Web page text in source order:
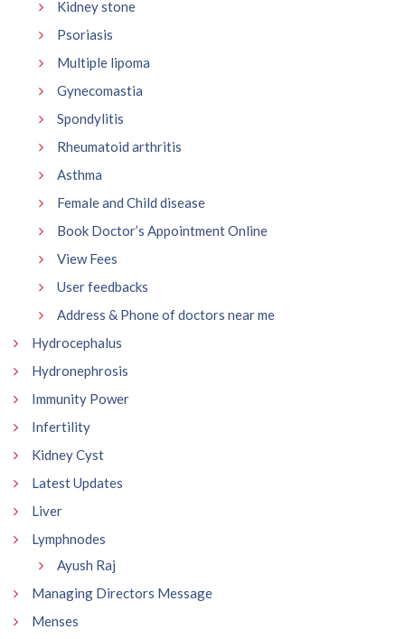
Kidney stone
Psoriasis
Multiple lipoma
Gynecomastia
Spondylitis
Rheumatoid arthritis
Asthma
Female and Child disease
Book Doctor’s Appointment Online
View Fees
User feedbacks
Address & Phone of doctors near me
Hydrocephalus
Hydronephrosis
Immunity Power
Infertility
Kidney Cyst
Latest Updates
Liver
Lymphnodes
Ayush Raj
Managing Directors Message
Menses